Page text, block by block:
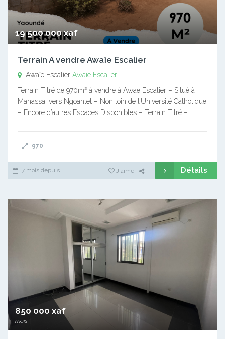
19 500 000 xaf
Terrain A vendre Awaïe Escalier
Awaïe Escalier Awaïe Escalier
Terrain Titré de 970m² à vendre à Awae Escalier – Situé à
Manassa, vers Ngoantet – Non loin de l’Université Catholique
– Encore d’autres Espaces Disponibles – Terrain Titré –…
970
7 mois depuis J'aime Détails
850 000 xaf
mois